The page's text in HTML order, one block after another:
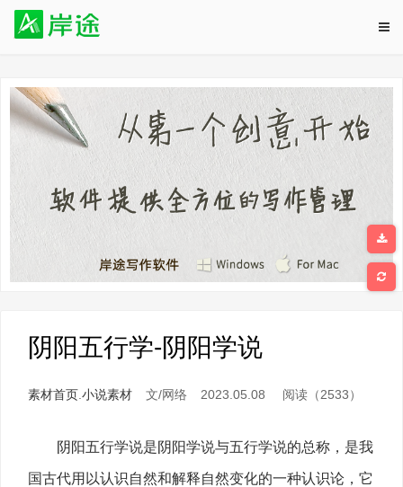
阴阳五行学-阴阳学说
素材首页 小说素材 文/网络 2023.05.08 阅读（2533）
阴阳五行学说是阴阳学说与五行学说的总称，是我
国古代用以认识自然和解释自然变化的一种认识论，它